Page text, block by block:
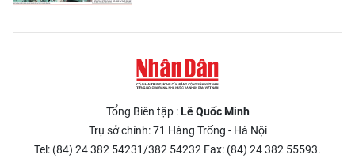
Tổng Biên tập :Lê Quốc Minh
Trụ sở chính: 71 Hàng Trống - Hà Nội
Tel: (84) 24 382 54231/382 54232 Fax: (84) 24 382 55593.